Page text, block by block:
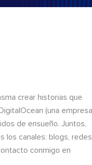
crear historias que
(una empresa
de ensueño. Juntos,
los canales: blogs, redes
conmigo en